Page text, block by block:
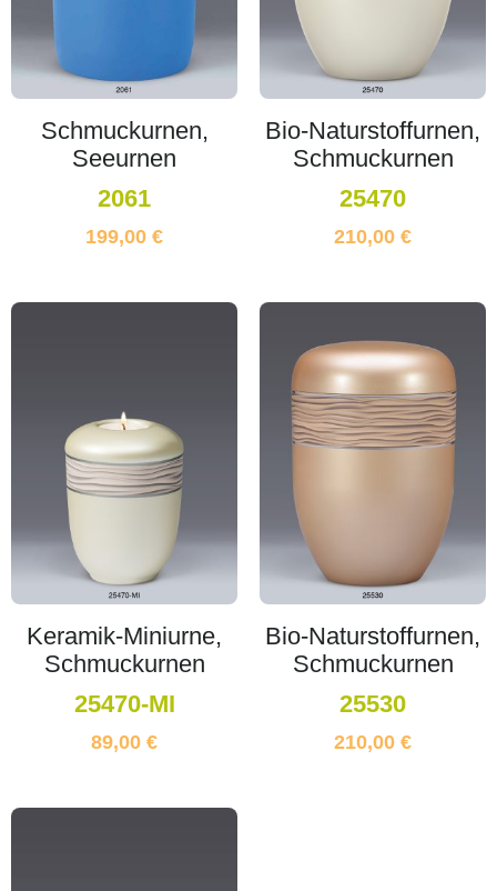
Schmuckurnen,
Seeurnen
2061
199,00 €
Bio-Naturstoffurnen,
Schmuckurnen
25470
210,00 €
Keramik-Miniurne,
Schmuckurnen
25470-MI
89,00 €
Bio-Naturstoffurnen,
Schmuckurnen
25530
210,00 €